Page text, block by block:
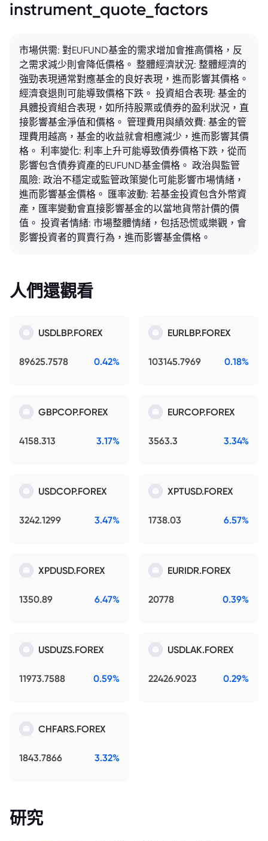
instrument_quote_factors
市場供需: 對EUFUND基金的需求增加會推高價格，反
之需求減少則會降低價格。 整體經濟狀況: 整體經濟的
強勁表現通常對應基金的良好表現，進而影響其價格。
經濟衰退則可能導致價格下跌。 投資組合表現: 基金的
具體投資組合表現，如所持股票或債券的盈利狀況，直
接影響基金淨值和價格。 管理費用與績效費: 基金的管
理費用越高，基金的收益就會相應減少，進而影響其價
格。 利率變化: 利率上升可能導致債券價格下跌，從而
影響包含債券資產的EUFUND基金價格。 政治與監管
風險: 政治不穩定或監管政策變化可能影響市場情緒，
進而影響基金價格。 匯率波動: 若基金投資包含外幣資
產，匯率變動會直接影響基金的以當地貨幣計價的價
值。 投資者情緒: 市場整體情緒，包括恐慌或樂觀，會
影響投資者的買賣行為，進而影響基金價格。
人們還觀看
USDLBP.FOREX
89625.7578 0.42%
EURLBP.FOREX
103145.7969 0.18%
GBPCOP.FOREX
4158.313 3.17%
EURCOP.FOREX
3563.3 3.34%
USDCOP.FOREX
3242.1299 3.47%
XPTUSD.FOREX
1738.03 6.57%
XPDUSD.FOREX
1350.89 6.47%
EURIDR.FOREX
20778 0.39%
USDUZS.FOREX
11973.7588 0.59%
USDLAK.FOREX
22426.9023 0.29%
CHFARS.FOREX
1843.7866 3.32%
研究